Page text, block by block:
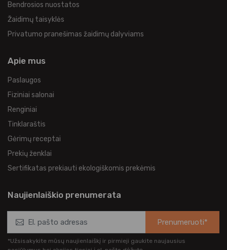
Bendrosios nuostatos
Žaidimų taisyklės
Privatumo pranešimas žaidimų dalyviams
Apie mus
Paslaugos
Fiziniai salonai
Renginiai
Tinklaraštis
Gėrimų receptai
Prekių ženklai
Sertifikatas prekiauti ekologiškomis prekėmis
Naujienlaiškio prenumerata
Prenumeruoti*
*Užsisakykite mūsų naujienlaiškį ir pirmieji gaukite naujausius